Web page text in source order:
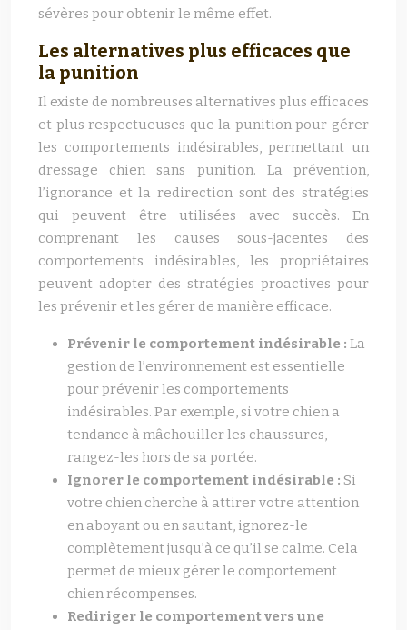
sévères pour obtenir le même effet.
Les alternatives plus efficaces que
la punition
Il existe de nombreuses alternatives plus efficaces
et plus respectueuses que la punition pour gérer
les comportements indésirables, permettant un
dressage chien sans punition. La prévention,
l’ignorance et la redirection sont des stratégies
qui peuvent être utilisées avec succès. En
comprenant les causes sous-jacentes des
comportements indésirables, les propriétaires
peuvent adopter des stratégies proactives pour
les prévenir et les gérer de manière efficace.
Prévenir le comportement indésirable : La
gestion de l’environnement est essentielle
pour prévenir les comportements
indésirables. Par exemple, si votre chien a
tendance à mâchouiller les chaussures,
rangez-les hors de sa portée.
Ignorer le comportement indésirable : Si
votre chien cherche à attirer votre attention
en aboyant ou en sautant, ignorez-le
complètement jusqu’à ce qu’il se calme. Cela
permet de mieux gérer le comportement
chien récompenses.
Rediriger le comportement vers une